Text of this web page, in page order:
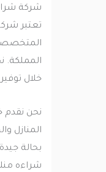
شركة شراء
تعتبر شركة
المتخصصة
المملكة. نحن
خلال توفير
نحن نقدم
المنازل
بحالة جيدة
شراءه منك